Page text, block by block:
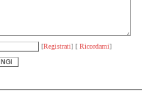
[Registrati] [ Ricordami]